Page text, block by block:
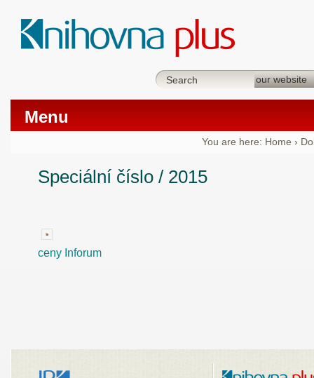
Menu
You are here: Home ›
Speciální číslo / 2015
ceny Inforum